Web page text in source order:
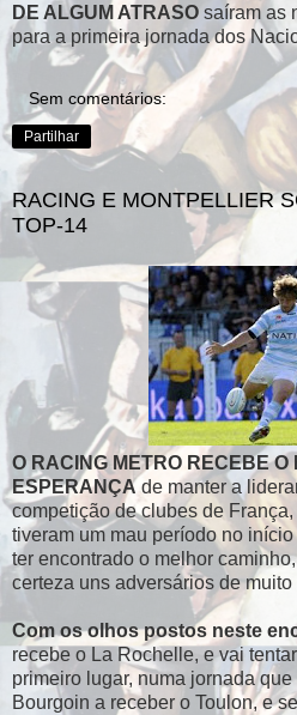
DE ALGUM ATRASO saíram as
para a primeira jornada dos
Sem comentários:
Partilhar
RACING E MONTPELLIER
TOP-14
O RACING METRO RECEBE O
ESPERANÇA de manter a
competição de clubes de
tiveram um mau período no
ter encontrado o melhor
certeza uns adversários de muito
Com os olhos postos neste
recebe o La Rochelle, e vai
primeiro lugar, numa jornada
Bourgoin a receber o Toulon, e